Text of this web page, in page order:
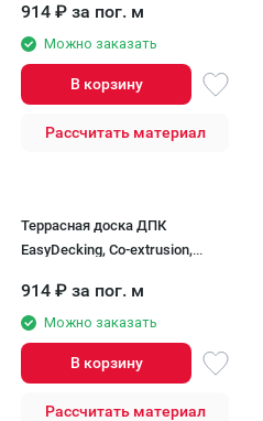
914 ₽ за пог. м
Можно заказать
В корзину
Рассчитать материал
Террасная доска ДПК
EasyDecking, Co-extrusion,
914 ₽ за пог. м
Можно заказать
В корзину
Рассчитать материал